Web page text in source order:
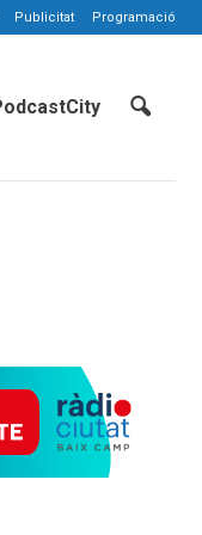
Publicitat Programació